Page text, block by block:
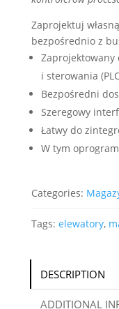
Zaprojektuj
bezpośrednio z
Zaprojektowany
i sterowania
Bezpośredni
Szeregowy
Łatwy do
W tym
Categories:
Tags: elewatory,
DESCRIPTION
ADDITIONAL